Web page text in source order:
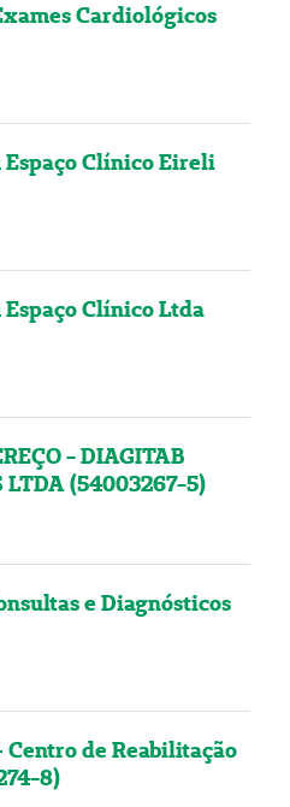
Cardiológicos
Clínico Eireli
Clínico Ltda
- DIAGITAB
LTDA (54003267-5)
e Diagnósticos
Centro de Reabilitação
8)